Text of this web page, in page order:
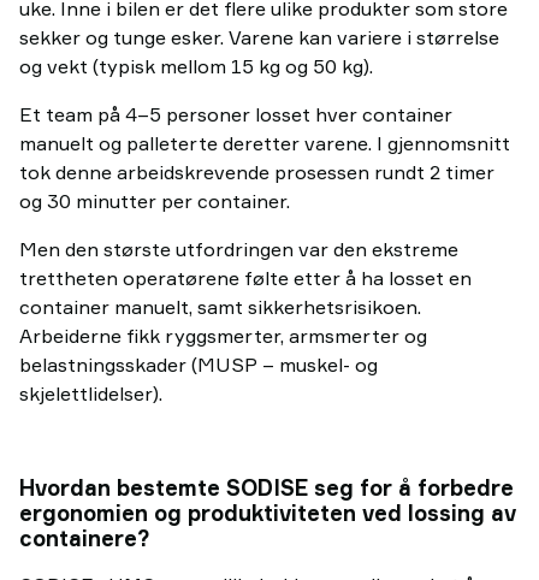
uke. Inne i bilen er det flere ulike produkter som store
sekker og tunge esker. Varene kan variere i størrelse
og vekt (typisk mellom 15 kg og 50 kg).
Et team på 4–5 personer losset hver container
manuelt og palleterte deretter varene. I gjennomsnitt
tok denne arbeidskrevende prosessen rundt 2 timer
og 30 minutter per container.
Men den største utfordringen var den ekstreme
trettheten operatørene følte etter å ha losset en
container manuelt, samt sikkerhetsrisikoen.
Arbeiderne fikk ryggsmerter, armsmerter og
belastningsskader (MUSP – muskel- og
skjelettlidelser).
Hvordan bestemte SODISE seg for å forbedre
ergonomien og produktiviteten ved lossing av
containere?